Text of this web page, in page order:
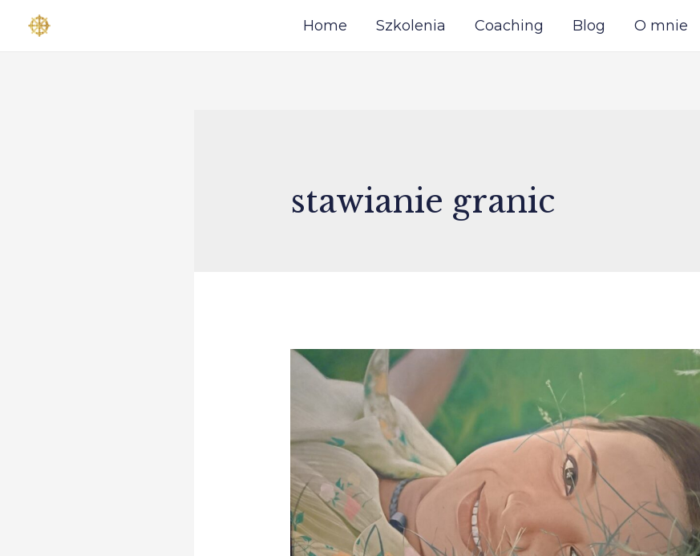
Home Szkolenia Coaching Blog O mnie
stawianie granic